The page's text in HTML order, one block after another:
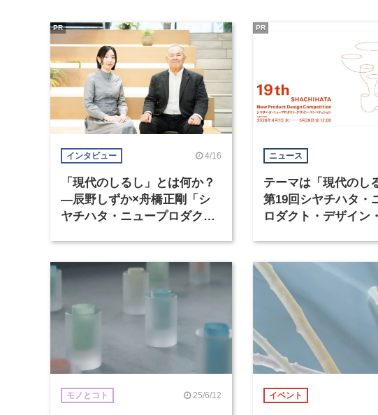
インタビュー 4/16
「現代のしるし」とは何か？
―辰野しずか×舟橋正剛「シ
ヤチハタ・ニュープロダク
PR
ニュース
テーマは「現代のし
第19回シヤチハタ・
ロダクト・デザイン
PR
モノとコト 25/6/12 イベント